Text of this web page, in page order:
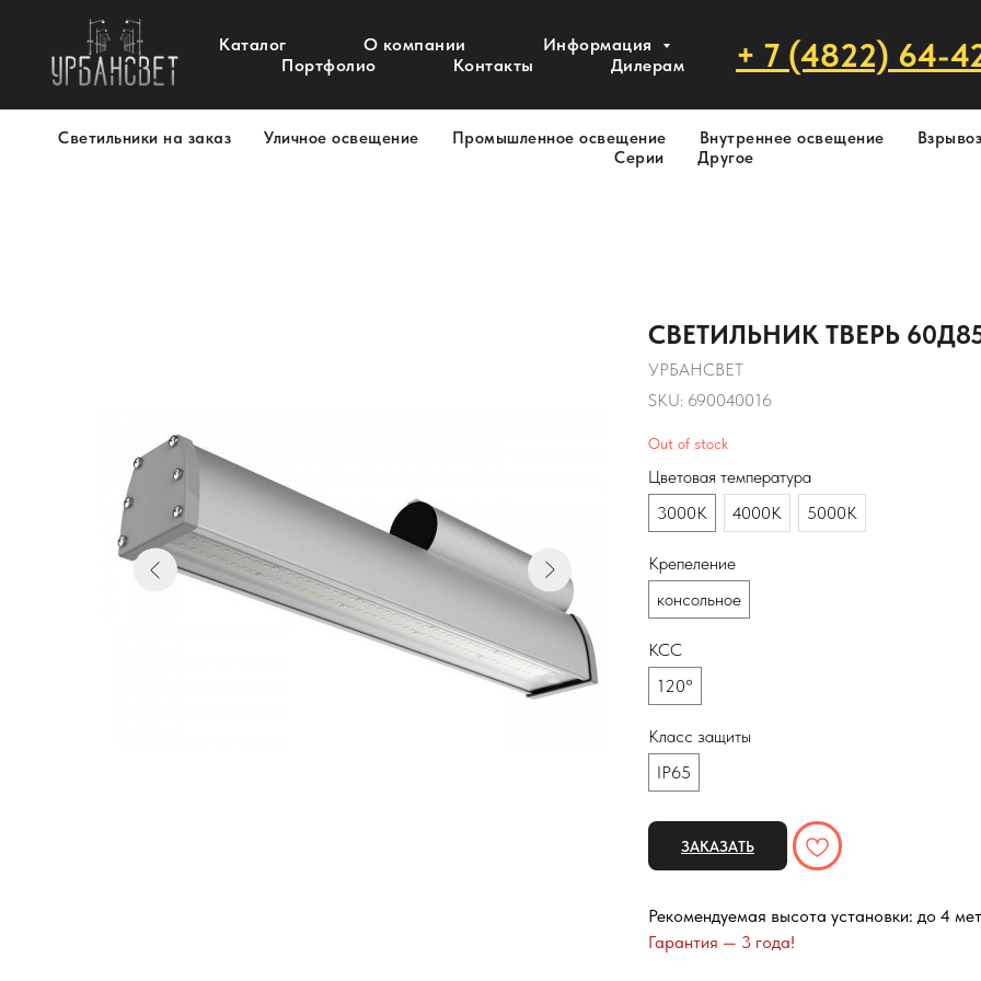
Каталог О компании
Информация
Портфолио
Контакты Дилерам + 7 (4822) 64-
Светильники на заказ Уличное освещение Промышленное освещение Внутреннее освещение
Серии
Другое
СВЕТИЛЬНИК ТВЕРЬ
УРБАНСВЕТ
SKU: 690040016
Out of stock
Цветовая температура
3000К
4000К 5000К
Крепеление
консольное
КСС
120°
Класс защиты
IP65
ЗАКАЗАТЬ
Рекомендуемая высота установки: до 4
Гарантия — 3 года!